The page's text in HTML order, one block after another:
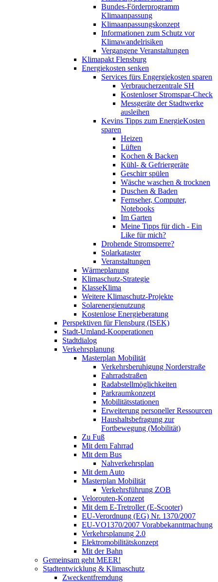
Bundes-Förderprogramm
Klimaanpassung
Klimaanpassungskonzept
Informationen zum Schutz vor
Klimawandelrisiken
Vergangene Veranstaltungen
Klimapakt Flensburg
Energiekosten senken
Services fürs Engergiekosten sparen
Verbraucherzentrale SH
Kostenloser Stromspar-Check
Messgeräte der Stadtwerke
ausleihen
Kevins Tipps zum EnergieKosten
sparen
Heizen
Lüften
Kochen & Backen
Kühl- & Gefriergeräte
Geschirr spülen
Wäsche waschen & trocknen
Duschen & Baden
Fernseher, Computer,
Notebooks
Im Garten
Meine Tipps für dich - Ein
Like für mich?
Drohende Stromsperre?
Solarkataster
Veranstaltungen
Wärmeplanung
Klimaschutz-Strategie
KlasseKlima
Weitere Klimaschutz-Projekte
Solarenergienutzung
Kostenlose Energieberatung
Perspektiven für Flensburg (ISEK)
Stadt-Umland-Kooperationen
Stadtdialog
Verkehrsplanung
Masterplan Mobilität
Verkehrsberuhigung Norderstraße
Fahrradstraßen
Radabstellmöglichkeiten
Parkraumkonzept
Mobilitätsstationen
Erweiterung personeller Ressourcen
Haushaltsbefragung zur
Fortbewegung (Mobilität)
Zu Fuß
Mit dem Fahrrad
Mit dem Bus
Nahverkehrsplan
Mit dem Auto
Masterplan Mobilität
Verkehrsführung ZOB
Velorouten-Konzept
Mit dem E-Tretroller (E-Scooter)
EU-Verordnung (EG) Nr. 1370/2007
EU-VO1370/2007 Vorabbekanntmachung
Verkehrsplanung 2.0
Elektromobilitätskonzept
Mit der Bahn
Gemeinsam geht MEER!
Stadtentwicklung & Klimaschutz
Zweckentfremdung